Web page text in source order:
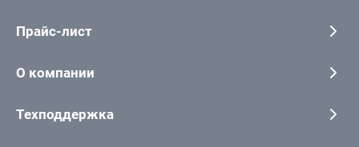
Прайс-лист
О компании
Техподдержка